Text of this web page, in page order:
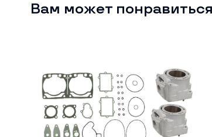
Вам может понравиться